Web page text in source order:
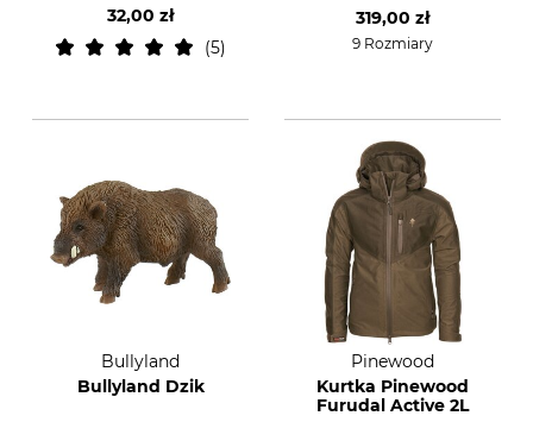
32,00 zł
5
319,00 zł
9 Rozmiary
Bullyland
Bullyland Dzik
Pinewood
Kurtka Pinewood
Furudal Active 2L